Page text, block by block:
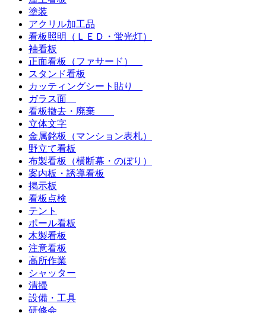
塗装
アクリル加工品
看板照明（ＬＥＤ・蛍光灯）
袖看板
正面看板（ファサード）
スタンド看板
カッティングシート貼り
ガラス面
看板撤去・廃棄
立体文字
金属銘板（マンション表札）
野立て看板
布製看板（横断幕・のぼり）
案内板・誘導看板
掲示板
看板点検
テント
ポール看板
木製看板
注意看板
高所作業
シャッター
清掃
設備・工具
研修会